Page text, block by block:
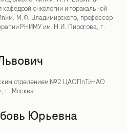
онкологии и торакальной
М.Ф. Владимирского, профессор
РНИМУ им. Н.И. Пирогова, г.
отделением №2 ЦАОПnТиНАО
г. Москва
Юрьевна